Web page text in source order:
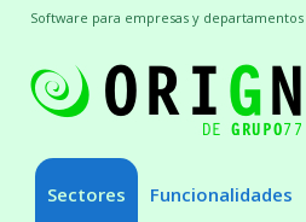
Sectores Funcionalidades
Software para empresas y